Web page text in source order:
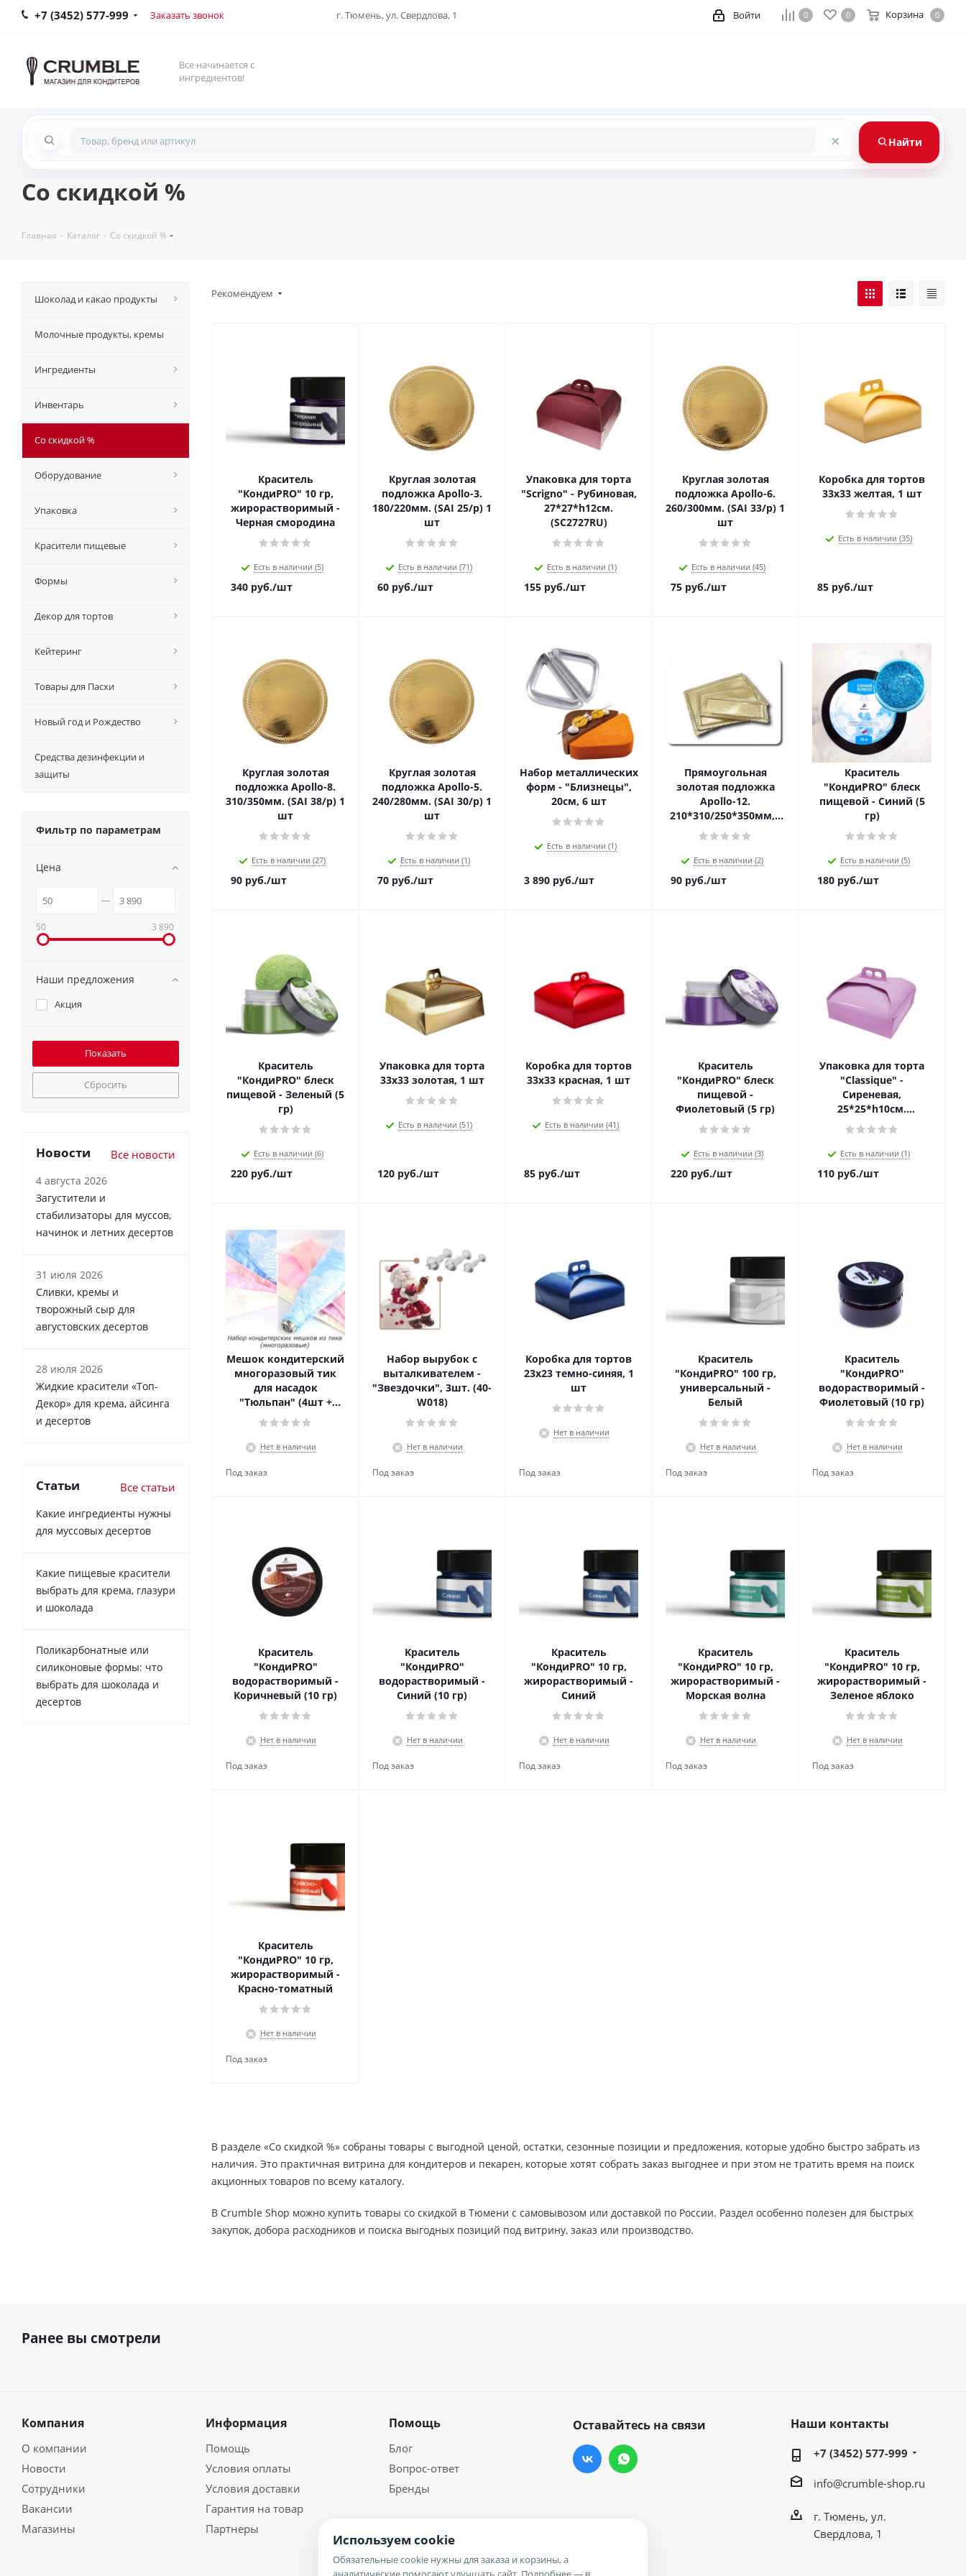
+7 (3452) 577-999 Заказать звонок г. Тюмень, ул. Свердлова, 1 0 0 Корзина 0
Войти
Все начинается с
ингредиентов!
× Найти
Со скидкой %
Главная - Каталог - Со скидкой %
Рекомендуем
Краситель
"КондиPRO" 10 гр,
жирорастворимый -
Черная смородина
Есть в наличии (5)
340 руб./шт
Круглая золотая
подложка Apollo-3.
180/220мм. (SAI 25/p) 1
шт
Есть в наличии (71)
60 руб./шт
Упаковка для торта
"Scrigno" - Рубиновая,
27*27*h12см.
(SC2727RU)
Есть в наличии (1)
155 руб./шт
Круглая золотая
подложка Apollo-6.
260/300мм. (SAI 33/p) 1
шт
Есть в наличии (45)
75 руб./шт
Коробка для тортов
33х33 желтая, 1 шт
Есть в наличии (35)
85 руб./шт
Круглая золотая
подложка Apollo-8.
310/350мм. (SAI 38/p) 1
шт
Есть в наличии (27)
90 руб./шт
Круглая золотая
подложка Apollo-5.
240/280мм. (SAI 30/p) 1
шт
Есть в наличии (1)
70 руб./шт
Набор металлических
форм - "Близнецы",
20см, 6 шт
Есть в наличии (1)
3 890 руб./шт
Прямоугольная
золотая подложка
Apollo-12.
210*310/250*350мм,1
шт
Есть в наличии (2)
90 руб./шт
Краситель
"КондиPRO" блеск
пищевой - Синий (5
гр)
Есть в наличии (5)
180 руб./шт
Краситель
"КондиPRO" блеск
пищевой - Зеленый (5
гр)
Есть в наличии (6)
220 руб./шт
Упаковка для торта
33х33 золотая, 1 шт
Есть в наличии (51)
120 руб./шт
Коробка для тортов
33х33 красная, 1 шт
Есть в наличии (41)
85 руб./шт
Краситель
"КондиPRO" блеск
пищевой -
Фиолетовый (5 гр)
Есть в наличии (3)
220 руб./шт
Упаковка для торта
"Classique" -
Сиреневая,
25*25*h10см.
(MBCL25PR)
Есть в наличии (1)
110 руб./шт
Мешок кондитерский
многоразовый тик
для насадок
"Тюльпан" (4шт +
чехол)
Нет в наличии
Набор вырубок с
выталкивателем -
"Звездочки", 3шт. (40-
W018)
Нет в наличии
Коробка для тортов
23х23 темно-синяя, 1
шт
Нет в наличии
Краситель
"КондиPRO" 100 гр,
универсальный -
Белый
Нет в наличии
Краситель
"КондиPRO"
водорастворимый -
Фиолетовый (10 гр)
Нет в наличии
Краситель
"КондиPRO"
водорастворимый -
Коричневый (10 гр)
Нет в наличии
Краситель
"КондиPRO"
водорастворимый -
Синий (10 гр)
Нет в наличии
Краситель
"КондиPRO" 10 гр,
жирорастворимый -
Синий
Нет в наличии
Краситель
"КондиPRO" 10 гр,
жирорастворимый -
Морская волна
Нет в наличии
Краситель
"КондиPRO" 10 гр,
жирорастворимый -
Зеленое яблоко
Нет в наличии
Краситель
"КондиPRO" 10 гр,
жирорастворимый -
Красно-томатный
Нет в наличии
В разделе «Со скидкой %» собраны товары с выгодной ценой, остатки, сезонные позиции и предложения, которые удобно быстро забрать из
наличия. Это практичная витрина для кондитеров и пекарен, которые хотят собрать заказ выгоднее и при этом не тратить время на поиск
акционных товаров по всему каталогу.
В Crumble Shop можно купить товары со скидкой в Тюмени с самовывозом или доставкой по России. Раздел особенно полезен для быстрых
закупок, добора расходников и поиска выгодных позиций под витрину, заказ или производство.
Шоколад и какао продукты
Молочные продукты, кремы
Ингредиенты
Инвентарь
Со скидкой %
Оборудование
Упаковка
Красители пищевые
Формы
Декор для тортов
Кейтеринг
Товары для Пасхи
Новый год и Рождество
Средства дезинфекции и
защиты
Фильтр по параметрам
Цена
50 3 890
Наши предложения
Акция
Сбросить
Новости Все новости
4 августа 2026
Загустители и
стабилизаторы для муссов,
начинок и летних десертов
31 июля 2026
Сливки, кремы и
творожный сыр для
августовских десертов
28 июля 2026
Жидкие красители «Топ-
Декор» для крема, айсинга
и десертов
Статьи Все статьи
Какие ингредиенты нужны
для муссовых десертов
Какие пищевые красители
выбрать для крема, глазури
и шоколада
Поликарбонатные или
силиконовые формы: что
выбрать для шоколада и
десертов
Ранее вы смотрели
Компания
О компании
Новости
Сотрудники
Вакансии
Магазины
Информация
Помощь
Условия оплаты
Условия доставки
Гарантия на товар
Партнеры
Помощь
Блог
Вопрос-ответ
Бренды
Оставайтесь на связи Наши контакты
+7 (3452) 577-999
info@crumble-shop.ru
г. Тюмень, ул.
Свердлова, 1
Используем cookie
Обязательные cookie нужны для заказа и корзины, а